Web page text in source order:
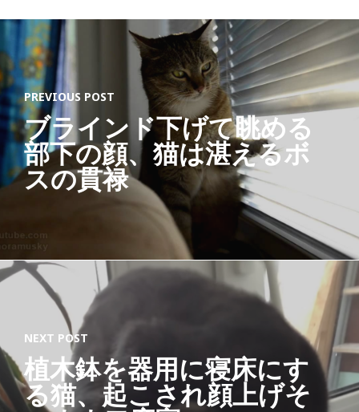
PREVIOUS POST
ブラインド下げて眺める
部下の顔、猫は湛えるボ
スの貫禄
NEXT POST
植木鉢を器用に寝床にす
る猫、起こされ顔上げそ